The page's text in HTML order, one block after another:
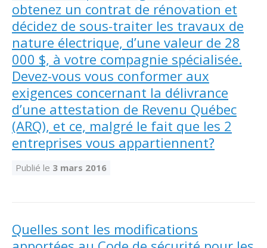
obtenez un contrat de rénovation et
décidez de sous-traiter les travaux de
nature électrique, d’une valeur de 28
000 $, à votre compagnie spécialisée.
Devez-vous vous conformer aux
exigences concernant la délivrance
d’une attestation de Revenu Québec
(ARQ), et ce, malgré le fait que les 2
entreprises vous appartiennent?
Publié le 3 mars 2016
Quelles sont les modifications